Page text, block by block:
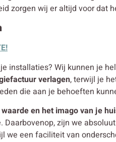
zorgen wij er altijd voor
installaties? Wij kunnen je
verlagen, terwijl je
die aan je behoeften
en het imago van je
zijn we
we een faciliteit van